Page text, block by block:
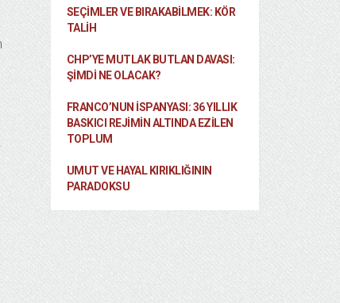
SEÇIMLER VE BIRAKABILMEK: KÖR
TALIH
CHP’YE MUTLAK BUTLAN DAVASI:
ŞİMDİ NE OLACAK?
FRANCO’NUN İSPANYASI: 36 YILLIK
BASKICI REJIMIN ALTINDA EZILEN
TOPLUM
UMUT VE HAYAL KIRIKLIĞININ
PARADOKSU